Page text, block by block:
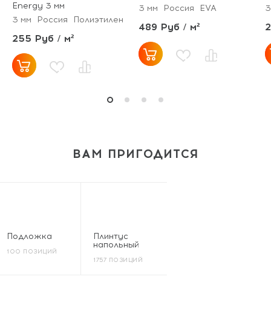
Energy 3 мм
3 мм
Россия Полиэтилен
255 Руб / м²
3 мм
Россия EVA
489 Руб / м²
ВАМ ПРИГОДИТСЯ
Подложка
100 ПОЗИЦИЙ
Плинтус
напольный
1757 ПОЗИЦИЙ